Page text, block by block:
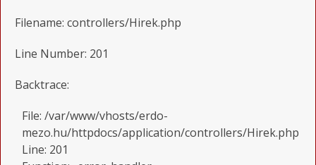
Filename: controllers/Hirek.php
Line Number: 201
Backtrace:
File: /var/www/vhosts/erdo-
mezo.hu/httpdocs/application/controllers/Hirek.php
Line: 201